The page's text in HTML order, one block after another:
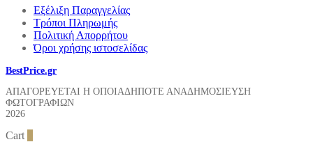
Εξέλιξη Παραγγελίας
Τρόποι Πληρωμής
Πολιτική Απορρήτου
Όροι χρήσης ιστοσελίδας
BestPrice.gr
ΑΠΑΓΟΡΕΥΕΤΑΙ Η ΟΠΟΙΑΔΗΠΟΤΕ ΑΝΑΔΗΜΟΣΙΕΥΣΗ
ΦΩΤΟΓΡΑΦΙΩΝ
2026
Cart